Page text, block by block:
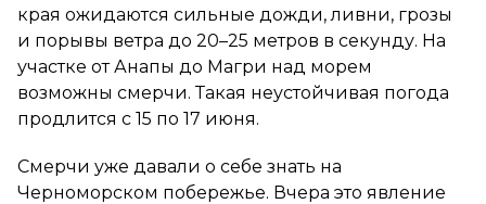
края ожидаются сильные дожди, ливни, грозы
и порывы ветра до 20–25 метров в секунду. На
участке от Анапы до Магри над морем
возможны смерчи. Такая неустойчивая погода
продлится с 15 по 17 июня.
Смерчи уже давали о себе знать на
Черноморском побережье. Вчера это явление